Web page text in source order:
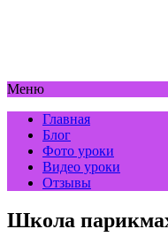
Меню
Главная
Блог
Фото уроки
Видео уроки
Отзывы
Школа